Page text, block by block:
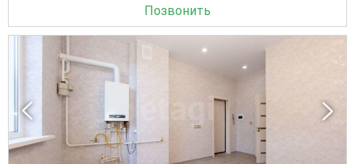
Позвонить